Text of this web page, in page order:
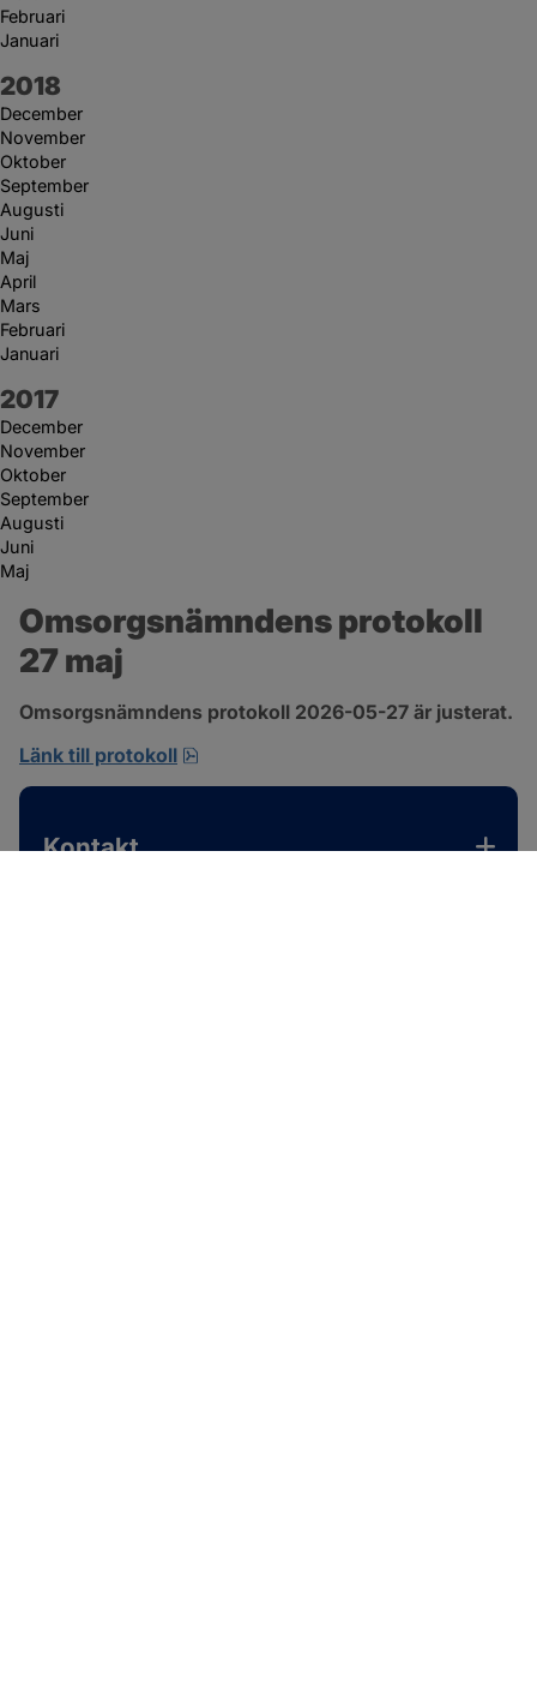
Februari
Januari
År:
2018
December
November
Oktober
September
Augusti
Juni
Maj
April
Mars
Februari
Januari
År:
2017
December
November
Oktober
September
Augusti
Juni
Maj
Omsorgsnämndens protokoll
27 maj
Omsorgsnämndens protokoll 2026-05-27 är justerat.
Länk till protokoll
Kontakt